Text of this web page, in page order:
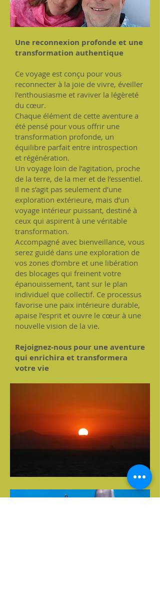
Une reconnexion profonde et une
transformation authentique
Ce voyage est conçu pour vous
reconnecter à la joie de vivre, éveiller
l’enthousiasme et raviver la légèreté
du cœur.
Chaque élément de cette aventure a
été pensé pour vous offrir une
transformation profonde, un
équilibre parfait entre introspection
et régénération.
Un voyage loin de l’agitation, proche
de la terre, de la mer et de l’essentiel.
Il ne s’agit pas seulement d’une
exploration extérieure, mais d’un
voyage intérieur puissant, destiné à
ceux qui aspirent à une véritable
transformation.
Accompagné avec bienveillance, vous
serez guidé dans une exploration de
vos zones d’ombre et une libération
des blocages qui freinent votre
épanouissement, tant sur le plan
individuel que collectif. Ce processus
favorise une paix intérieure durable,
apaise l’esprit et ouvre le cœur à une
nouvelle vision de la vie.
Rejoignez-nous pour une aventure
qui enrichira et transformera
votre vie